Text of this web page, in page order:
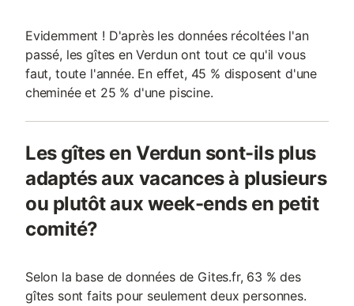
Evidemment ! D'après les données récoltées l'an
passé, les gîtes en Verdun ont tout ce qu'il vous
faut, toute l'année. En effet, 45 % disposent d'une
cheminée et 25 % d'une piscine.
Les gîtes en Verdun sont-ils plus
adaptés aux vacances à plusieurs
ou plutôt aux week-ends en petit
comité?
Selon la base de données de Gites.fr, 63 % des
gîtes sont faits pour seulement deux personnes.